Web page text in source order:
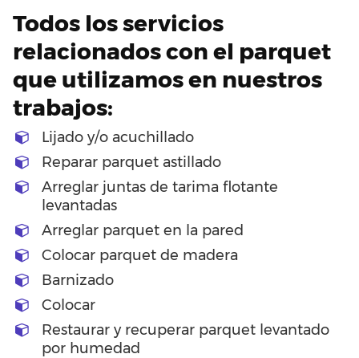
Todos los servicios
relacionados con el parquet
que utilizamos en nuestros
trabajos:
Lijado y/o acuchillado
Reparar parquet astillado
Arreglar juntas de tarima flotante
levantadas
Arreglar parquet en la pared
Colocar parquet de madera
Barnizado
Colocar
Restaurar y recuperar parquet levantado
por humedad